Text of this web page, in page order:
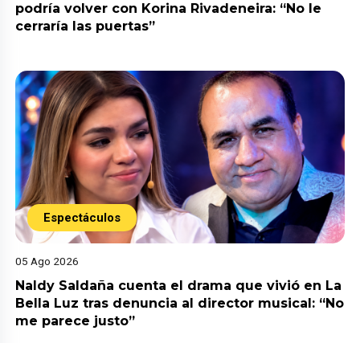
podría volver con Korina Rivadeneira: “No le
cerraría las puertas”
Espectáculos
05 Ago 2026
Naldy Saldaña cuenta el drama que vivió en La
Bella Luz tras denuncia al director musical: “No
me parece justo”